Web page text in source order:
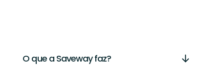
O que a Saveway faz?